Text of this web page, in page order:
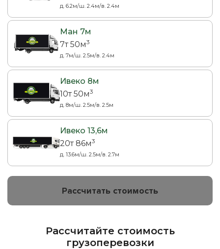
д. 6.2м/ш. 2.4м/в. 2.4м
Ман 7м
7т 50м3
д. 7м/ш. 2.5м/в. 2.4м
Ивеко 8м
10т 50м3
д. 8м/ш. 2.5м/в. 2.5м
Ивеко 13,6м
20т 86м3
д. 13.6м/ш. 2.5м/в. 2.7м
Рассчитать стоимость
Рассчитайте стоимость
грузоперевозки